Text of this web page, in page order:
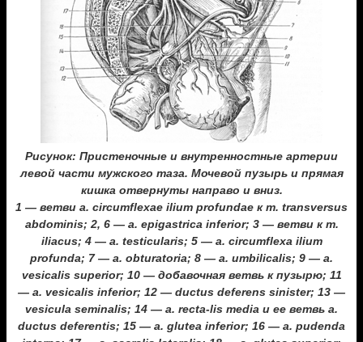
Рисунок: Пристеночные и внутренностные артерии
левой части мужского таза. Мочевой пузырь и прямая
кишка отвернуты направо и вниз.
1 — ветви a. circumflexae ilium profundae к m. transversus
abdominis; 2, 6 — a. epigastrica inferior; 3 — ветви к m.
iliacus; 4 — a. testicularis; 5 — a. circumflexa ilium
profunda; 7 — a. obturatoria; 8 — a. umbilicalis; 9 — a.
vesicalis superior; 10 — добавочная ветвь к пузырю; 11
— a. vesicalis inferior; 12 — ductus deferens sinister; 13 —
vesicula seminalis; 14 — a. recta-lis media и ее ветвь a.
ductus deferentis; 15 — a. glutea inferior; 16 — a. pudenda